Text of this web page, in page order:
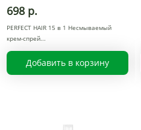
698 р.
PERFECT HAIR 15 в 1 Несмываемый
крем-спрей
Добавить в корзину